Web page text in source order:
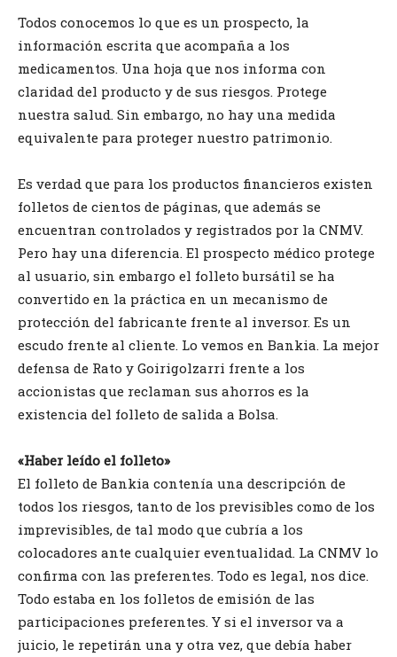
Todos conocemos lo que es un prospecto, la
información escrita que acompaña a los
medicamentos. Una hoja que nos informa con
claridad del producto y de sus riesgos. Protege
nuestra salud. Sin embargo, no hay una medida
equivalente para proteger nuestro patrimonio.
Es verdad que para los productos financieros existen
folletos de cientos de páginas, que además se
encuentran controlados y registrados por la CNMV.
Pero hay una diferencia. El prospecto médico protege
al usuario, sin embargo el folleto bursátil se ha
convertido en la práctica en un mecanismo de
protección del fabricante frente al inversor. Es un
escudo frente al cliente. Lo vemos en Bankia. La mejor
defensa de Rato y Goirigolzarri frente a los
accionistas que reclaman sus ahorros es la
existencia del folleto de salida a Bolsa.
«Haber leído el folleto»
El folleto de Bankia contenía una descripción de
todos los riesgos, tanto de los previsibles como de los
imprevisibles, de tal modo que cubría a los
colocadores ante cualquier eventualidad. La CNMV lo
confirma con las preferentes. Todo es legal, nos dice.
Todo estaba en los folletos de emisión de las
participaciones preferentes. Y si el inversor va a
juicio, le repetirán una y otra vez, que debía haber